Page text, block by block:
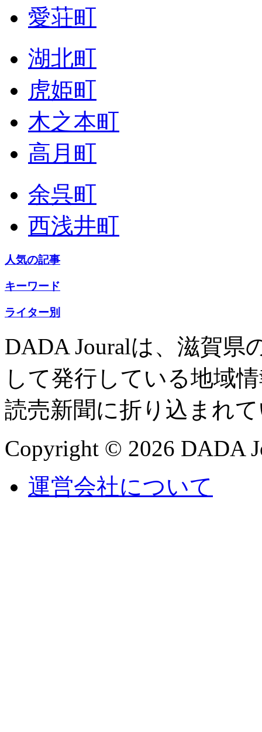
愛荘町
湖北町
虎姫町
木之本町
高月町
余呉町
西浅井町
人気の記事
キーワード
ライター別
DADA Jouralは、滋賀県
して発行している地域
読売新聞に折り込まれ
Copyright © 2026 DADA
運営会社について